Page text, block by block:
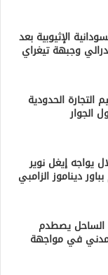
الإثيوبية بعد
وجبهة تيغراي
التجارة الحدودية
الجوار
يواجه إيغل نوير
ديناموز الزامبي
الساحل يصطدم
مدني في مواجهة